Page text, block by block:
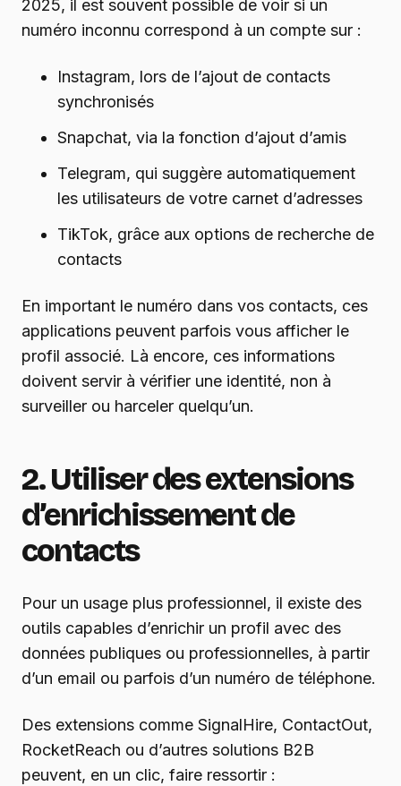
2025, il est souvent possible de voir si un
numéro inconnu correspond à un compte sur :
Instagram, lors de l’ajout de contacts
synchronisés
Snapchat, via la fonction d’ajout d’amis
Telegram, qui suggère automatiquement
les utilisateurs de votre carnet d’adresses
TikTok, grâce aux options de recherche de
contacts
En important le numéro dans vos contacts, ces
applications peuvent parfois vous afficher le
profil associé. Là encore, ces informations
doivent servir à vérifier une identité, non à
surveiller ou harceler quelqu’un.
2. Utiliser des extensions
d’enrichissement de
contacts
Pour un usage plus professionnel, il existe des
outils capables d’enrichir un profil avec des
données publiques ou professionnelles, à partir
d’un email ou parfois d’un numéro de téléphone.
Des extensions comme SignalHire, ContactOut,
RocketReach ou d’autres solutions B2B
peuvent, en un clic, faire ressortir :